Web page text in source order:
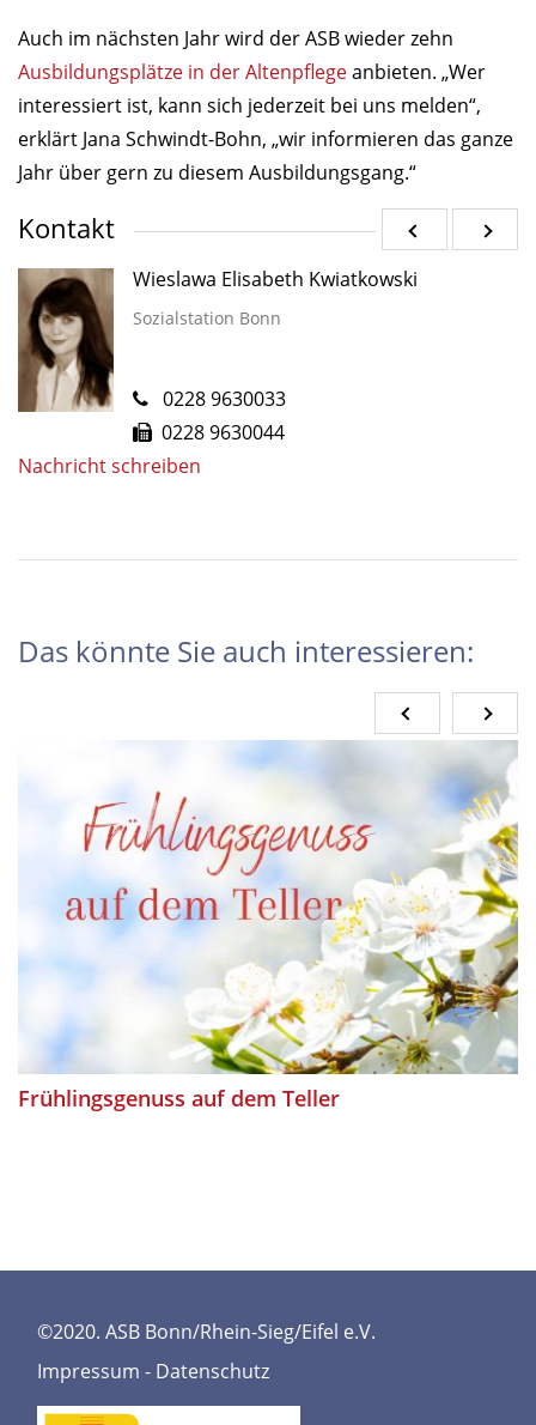
Auch im nächsten Jahr wird der ASB wieder zehn
Ausbildungsplätze in der Altenpflegeanbieten. „Wer
interessiert ist, kann sich jederzeit bei uns melden“,
erklärt Jana Schwindt-Bohn, „wir informieren das ganze
Jahr über gern zu diesem Ausbildungsgang.“
Kontakt
Wieslawa Elisabeth Kwiatkowski
Sozialstation Bonn
0228 9630033
0228 9630044
Nachricht schreiben
Das könnte Sie auch interessieren:
Frühlingsgenuss auf dem Teller
©2020. ASB Bonn/Rhein-Sieg/Eifel e.V.
Impressum - Datenschutz